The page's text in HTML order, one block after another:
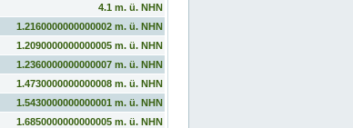
4.1 m. ü. NHN
1.2160000000000002 m. ü. NHN
1.2090000000000005 m. ü. NHN
1.2360000000000007 m. ü. NHN
1.4730000000000008 m. ü. NHN
1.5430000000000001 m. ü. NHN
1.6850000000000005 m. ü. NHN